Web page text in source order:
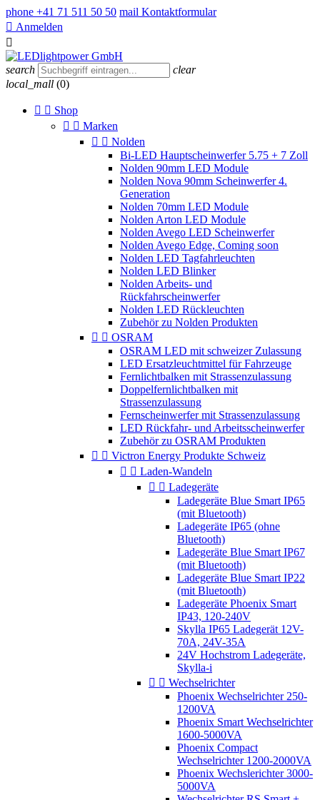
phone +41 71 511 50 50 mail Kontaktformular
 Anmelden

search
clear
local_mall (0)
  Shop
  Marken
  Nolden
Bi-LED Hauptscheinwerfer 5.75 + 7 Zoll
Nolden 90mm LED Module
Nolden Nova 90mm Scheinwerfer 4.
Generation
Nolden 70mm LED Module
Nolden Arton LED Module
Nolden Avego LED Scheinwerfer
Nolden Avego Edge, Coming soon
Nolden LED Tagfahrleuchten
Nolden LED Blinker
Nolden Arbeits- und
Rückfahrscheinwerfer
Nolden LED Rückleuchten
Zubehör zu Nolden Produkten
  OSRAM
OSRAM LED mit schweizer Zulassung
LED Ersatzleuchtmittel für Fahrzeuge
Fernlichtbalken mit Strassenzulassung
Doppelfernlichtbalken mit
Strassenzulassung
Fernscheinwerfer mit Strassenzulassung
LED Rückfahr- und Arbeitsscheinwerfer
Zubehör zu OSRAM Produkten
  Victron Energy Produkte Schweiz
  Laden-Wandeln
  Ladegeräte
Ladegeräte Blue Smart IP65
(mit Bluetooth)
Ladegeräte IP65 (ohne
Bluetooth)
Ladegeräte Blue Smart IP67
(mit Bluetooth)
Ladegeräte Blue Smart IP22
(mit Bluetooth)
Ladegeräte Phoenix Smart
IP43, 120-240V
Skylla IP65 Ladegerät 12V-
70A, 24V-35A
24V Hochstrom Ladegeräte,
Skylla-i
  Wechselrichter
Phoenix Wechselrichter 250-
1200VA
Phoenix Smart Wechselrichter
1600-5000VA
Phoenix Compact
Wechselrichter 1200-2000VA
Phoenix Wechslerichter 3000-
5000VA